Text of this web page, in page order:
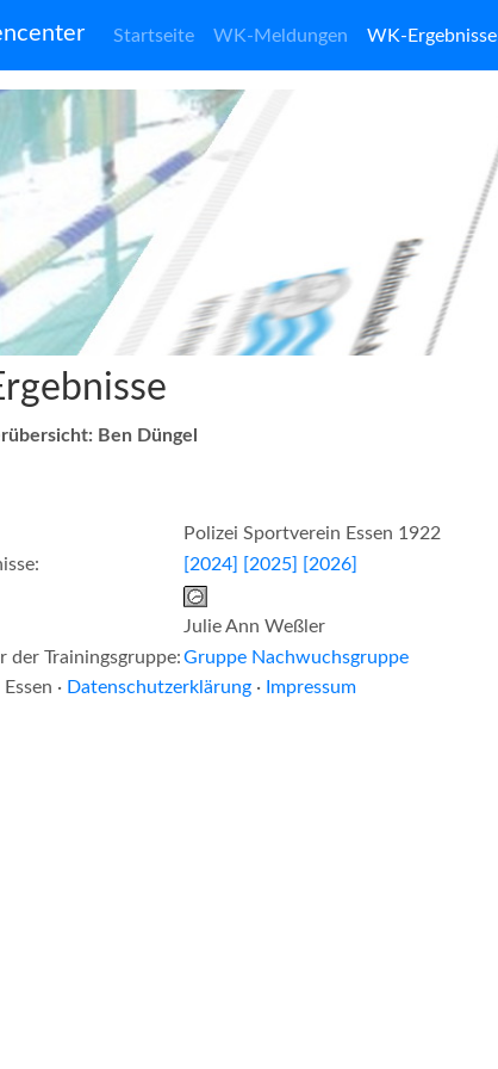
Startseite WK-Meldungen WK-Ergebnisse
Ben Düngel
Polizei Sportverein Essen 1922
[2024] [2025] [2026]
Julie Ann Weßler
der Trainingsgruppe:Gruppe Nachwuchsgruppe
· Datenschutzerklärung · Impressum